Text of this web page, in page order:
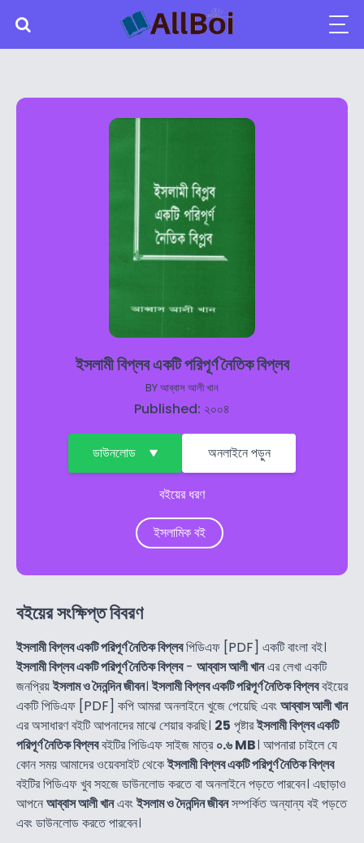
ইসলামী বিপ্লব একটি পরিপূর্ণ নৈতিক বিপ্লব
BYআব্বাস আলী খান
Published: ২০০৪
ডাউনলোড অনলাইনে পড়ুন
বইয়ের ধরণ
ইসলামিক বই
বইয়ের সংক্ষিপ্ত বিবরণ
ইসলামী বিপ্লব একটি পরিপূর্ণ নৈতিক বিপ্লবপিডিএফ [PDF] একটি বাংলা বই।
ইসলামী বিপ্লব একটি পরিপূর্ণ নৈতিক বিপ্লব- আব্বাস আলী খানএর লেখা একটি
জনপ্রিয়ইসলাম ও দৈনন্দিন জীবন। ইসলামী বিপ্লব একটি পরিপূর্ণ নৈতিক বিপ্লববইয়ের
একটি পিডিএফ [PDF] কপি আমরা অনলাইনে খুজে পেয়েছি এবংআব্বাস আলী খান
এর অসাধারণ বইটি আপনাদের মাঝে শেয়ার করছি। 25 পৃষ্টারইসলামী বিপ্লব একটি
পরিপূর্ণ নৈতিক বিপ্লববইটির পিডিএফ সাইজ মাত্র০.৬ MB। আপনারা চাইলে যে
কোন সময় আমাদের ওয়েবসাইট থেকেইসলামী বিপ্লব একটি পরিপূর্ণ নৈতিক বিপ্লব
বইটির পিডিএফ খুব সহজে ডাউনলোড করতে বা অনলাইনে পড়তে পারবেন। এছাড়াও
আপনেআব্বাস আলী খানএবংইসলাম ও দৈনন্দিন জীবনসম্পর্কিত অন্যান্য বই পড়তে
এবং ডাউনলোড করতে পারবেন।